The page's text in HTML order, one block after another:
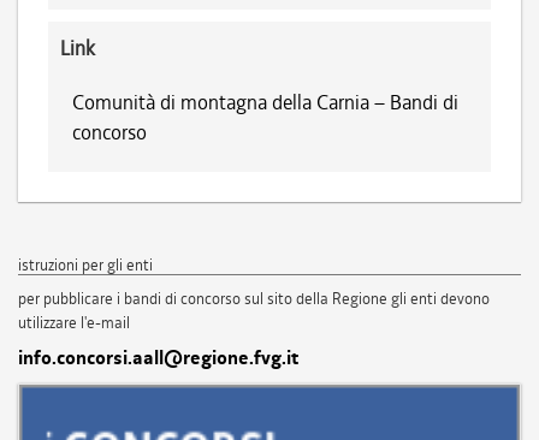
Link
Comunità di montagna della Carnia – Bandi di
concorso
istruzioni per gli enti
per pubblicare i bandi di concorso sul sito della Regione gli enti devono
utilizzare l'e-mail
info.concorsi.aall@regione.fvg.it